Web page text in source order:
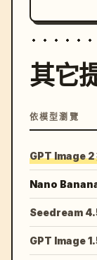
其它
依模型瀏覽
GPT Image 2
Nano
Seedream
GPT Image